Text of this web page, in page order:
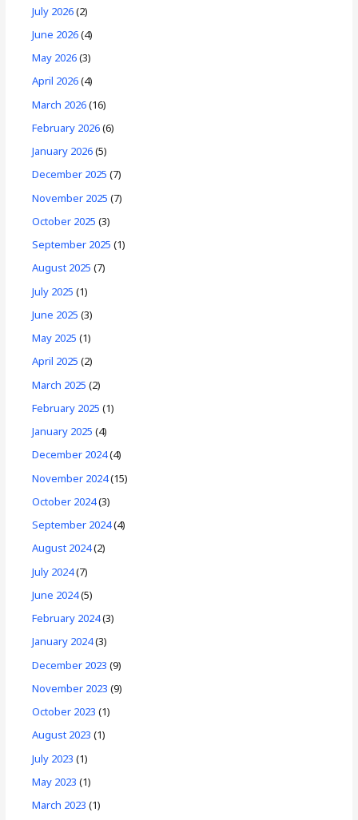
July 2026(2)
June 2026(4)
May 2026(3)
April 2026(4)
March 2026(16)
February 2026(6)
January 2026(5)
December 2025 (7)
November 2025 (7)
October 2025 (3)
September 2025 (1)
August 2025 (7)
July 2025 (1)
June 2025 (3)
May 2025 (1)
April 2025 (2)
March 2025 (2)
February 2025 (1)
January 2025 (4)
December 2024(4)
November 2024(15)
October 2024(3)
September 2024(4)
August 2024(2)
July 2024(7)
June 2024(5)
February 2024(3)
January 2024(3)
December 2023 (9)
November 2023 (9)
October 2023 (1)
August 2023 (1)
July 2023 (1)
May 2023 (1)
March 2023 (1)